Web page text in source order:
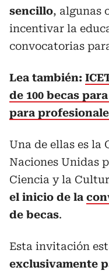
sencillo, algunas
incentivar la
convocatorias
Lea también:
de 100 becas
para
Una de ellas es la
Naciones Unidas
Ciencia y la
el inicio de la
de becas.
Esta invitación
exclusivamente